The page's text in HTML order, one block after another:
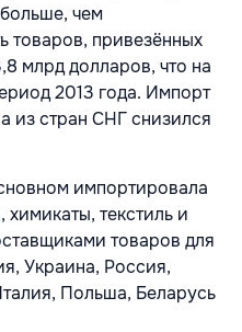
чем
товаров, привезённых
млрд долларов, что на
2013 года. Импорт
из стран СНГ снизился
импортировала
текстиль и
товаров для
Украина, Россия,
Польша, Беларусь